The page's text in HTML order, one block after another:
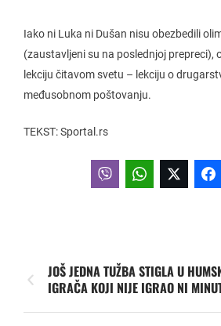
Iako ni Luka ni Dušan nisu obezbedili
(zaustavljeni su na poslednjoj prepreci),
lekciju čitavom svetu – lekciju o
međusobnom poštovanju.
TEKST: Sportal.rs
JOŠ JEDNA TUŽBA STIGLA U
IGRAČA KOJI NIJE IGRAO NI